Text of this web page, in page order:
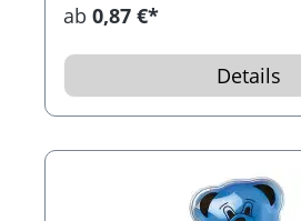
kochendes Wasser und so bis
ab 0,87 €*
Details